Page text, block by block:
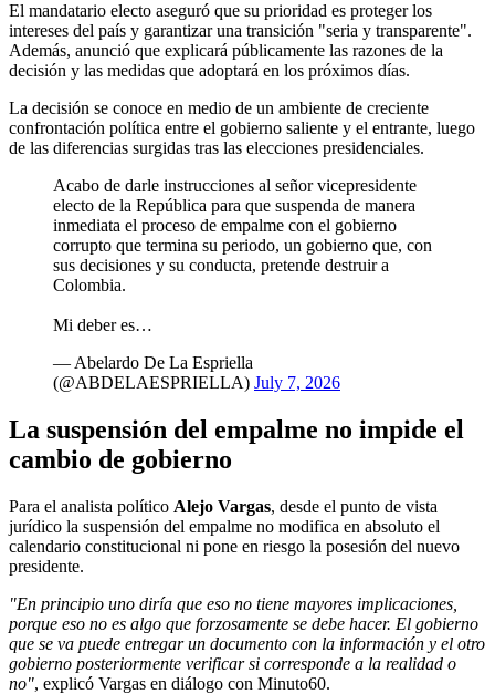
El mandatario electo aseguró que su prioridad es proteger los
intereses del país y garantizar una transición "seria y transparente".
Además, anunció que explicará públicamente las razones de la
decisión y las medidas que adoptará en los próximos días.
La decisión se conoce en medio de un ambiente de creciente
confrontación política entre el gobierno saliente y el entrante, luego
de las diferencias surgidas tras las elecciones presidenciales.
Acabo de darle instrucciones al señor vicepresidente
electo de la República para que suspenda de manera
inmediata el proceso de empalme con el gobierno
corrupto que termina su periodo, un gobierno que, con
sus decisiones y su conducta, pretende destruir a
Colombia.
Mi deber es…
— Abelardo De La Espriella
(@ABDELAESPRIELLA) July 7, 2026
La suspensión del empalme no impide el
cambio de gobierno
Para el analista político Alejo Vargas, desde el punto de vista
jurídico la suspensión del empalme no modifica en absoluto el
calendario constitucional ni pone en riesgo la posesión del nuevo
presidente.
"En principio uno diría que eso no tiene mayores implicaciones,
porque eso no es algo que forzosamente se debe hacer. El gobierno
que se va puede entregar un documento con la información y el otro
gobierno posteriormente verificar si corresponde a la realidad o
no", explicó Vargas en diálogo con Minuto60.